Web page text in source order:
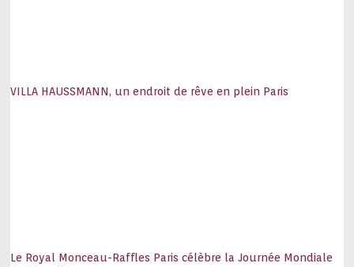
VILLA HAUSSMANN, un endroit de rêve en plein Paris
Le Royal Monceau-Raffles Paris célèbre la Journée Mondiale